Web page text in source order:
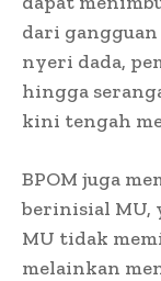
dari
nyeri dada,
hingga
kini tengah
BPOM juga
berinisial MU,
MU tidak
melainkan